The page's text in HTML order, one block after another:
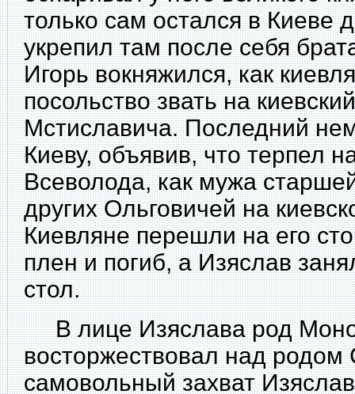
только сам остался в Киеве
укрепил там после себя
Игорь вокняжился, как
посольство звать на
Мстиславича. Последний
Киеву, объявив, что терпел
Всеволода, как мужа
других Ольговичей на
Киевляне перешли на его
плен и погиб, а Изяслав
стол.
В лице Изяслава род
восторжествовал над родом
самовольный захват